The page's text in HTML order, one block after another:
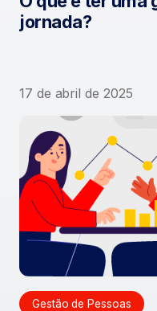
jornada?
17 de abril de 2025
Gestão de Pessoas